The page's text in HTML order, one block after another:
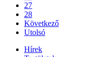
27
28
Következő
Utolsó
Hírek